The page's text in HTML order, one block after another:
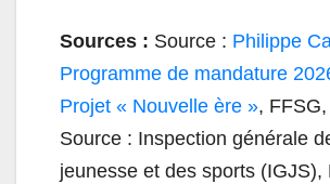
Sources : Source : Philippe
Programme de mandature
Projet « Nouvelle ère »,
Source : Inspection générale
jeunesse et des sports (IGJS),